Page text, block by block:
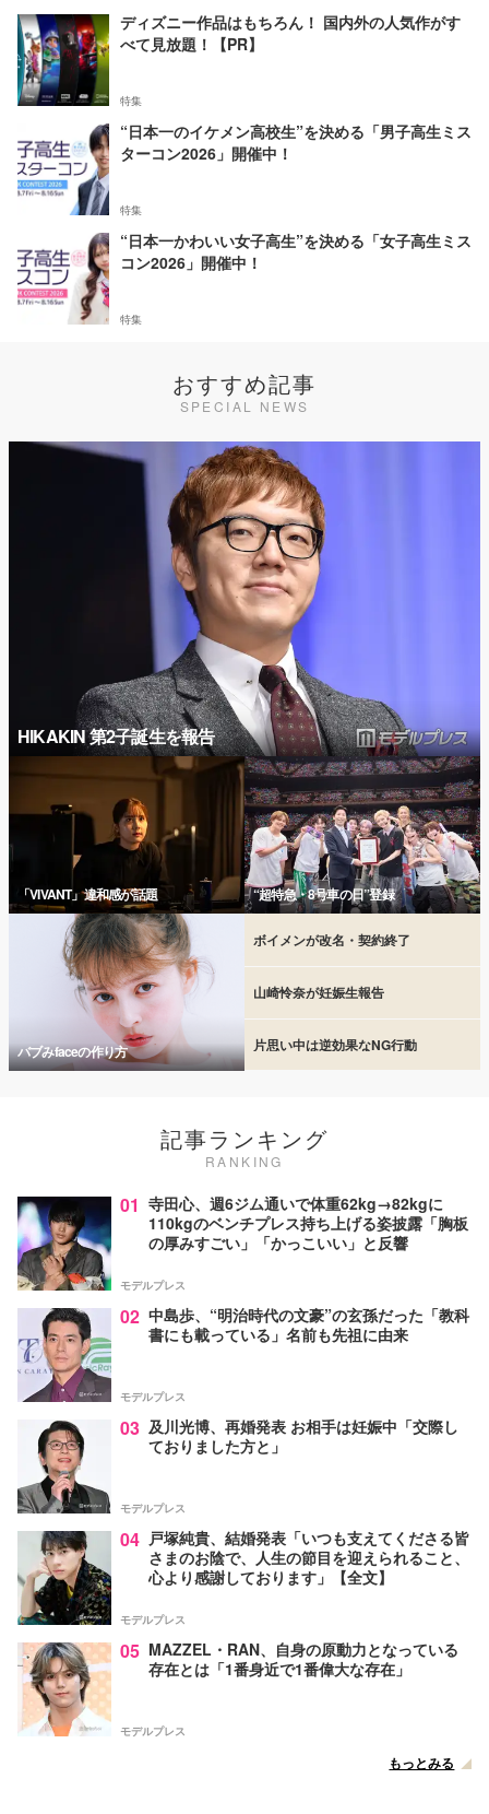
ディズニー作品はもちろん！ 国内外の人気作がす
べて見放題！【PR】
特集
“日本一のイケメン高校生”を決める「男子高生ミス
ターコン2026」開催中！
特集
“日本一かわいい女子高生”を決める「女子高生ミス
コン2026」開催中！
特集
おすすめ記事
SPECIAL NEWS
HIKAKIN 第2子誕生を報告
「VIVANT」違和感が話題 “超特急・8号車の日”登録
バブみfaceの作り方
ボイメンが改名・契約終了
山崎怜奈が妊娠生報告
片思い中は逆効果なNG行動
記事ランキング
RANKING
01 寺田心、週6ジム通いで体重62kg→82kgに
110kgのベンチプレス持ち上げる姿披露「胸板
の厚みすごい」「かっこいい」と反響
モデルプレス
02 中島歩、“明治時代の文豪”の玄孫だった「教科
書にも載っている」名前も先祖に由来
モデルプレス
03 及川光博、再婚発表 お相手は妊娠中「交際し
ておりました方と」
モデルプレス
04 戸塚純貴、結婚発表「いつも支えてくださる皆
さまのお陰で、人生の節目を迎えられること、
心より感謝しております」【全文】
モデルプレス
05 MAZZEL・RAN、自身の原動力となっている
存在とは「1番身近で1番偉大な存在」
モデルプレス
もっとみる